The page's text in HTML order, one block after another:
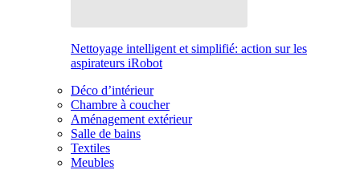
Nettoyage intelligent et simplifié: action sur les
aspirateurs iRobot
Déco d’intérieur
Chambre à coucher
Aménagement extérieur
Salle de bains
Textiles
Meubles